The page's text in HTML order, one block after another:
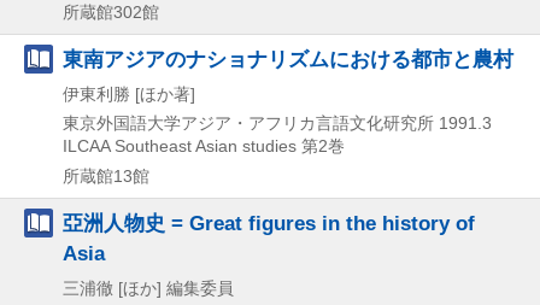
所蔵館302館
東南アジアのナショナリズムにおける都市と農村
伊東利勝 [ほか著]
東京外国語大学アジア・アフリカ言語文化研究所 1991.3
ILCAA Southeast Asian studies 第2巻
所蔵館13館
亞洲人物史 = Great figures in the history of
Asia
三浦徹 [ほか] 編集委員